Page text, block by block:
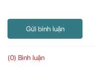
Gửi bình luận
(0) Bình luận